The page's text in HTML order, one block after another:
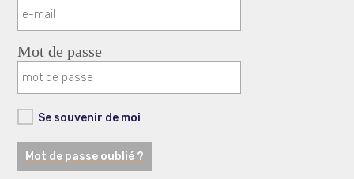
Mot de passe
Se souvenir de moi
Mot de passe oublié ?